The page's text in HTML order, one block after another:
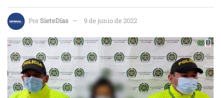
PorSieteDías 9 de junio de 2022